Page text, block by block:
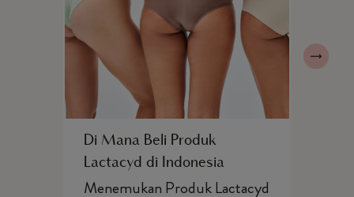
Di Mana Beli Produk
Lactacyd di Indonesia
Menemukan Produk Lactacyd